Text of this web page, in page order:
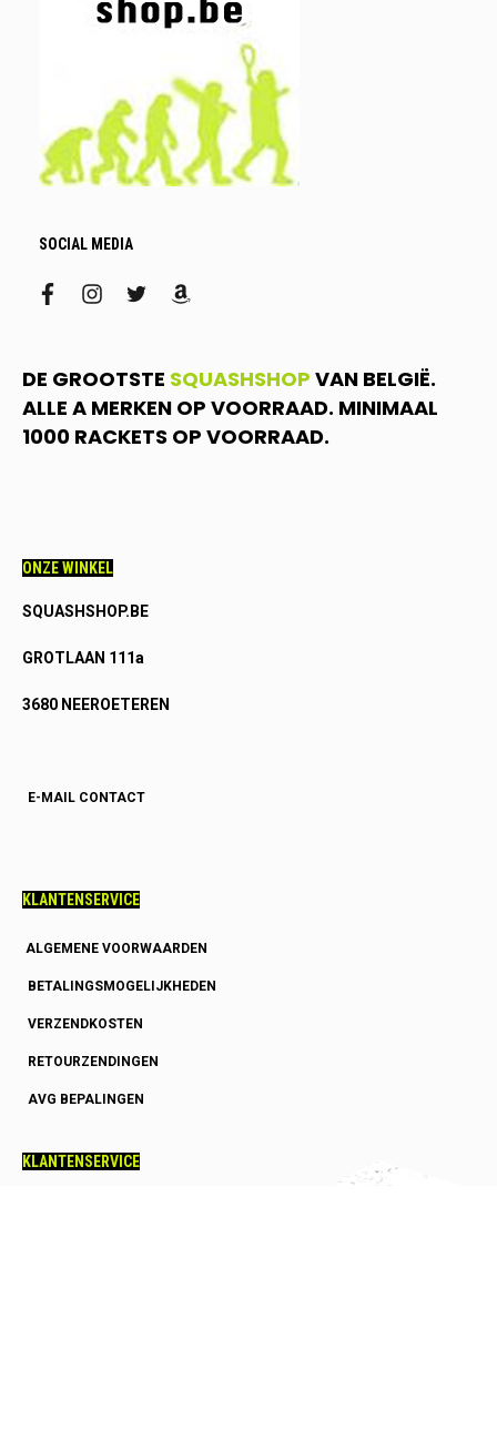
SOCIAL MEDIA
facebookinstagram
twitteramazon
DE GROOTSTE SQUASHSHOP VAN BELGIË.
ALLE A MERKEN OP VOORRAAD. MINIMAAL
1000 RACKETS OP VOORRAAD.
ONZE WINKEL
SQUASHSHOP.BE
GROTLAAN 111a
3680 NEEROETEREN
E-MAIL CONTACT
KLANTENSERVICE
ALGEMENE VOORWAARDEN
BETALINGSMOGELIJKHEDEN
VERZENDKOSTEN
RETOURZENDINGEN
AVG BEPALINGEN
KLANTENSERVICE